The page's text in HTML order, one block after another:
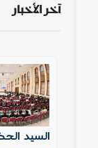
آخر الأخبار
السيد